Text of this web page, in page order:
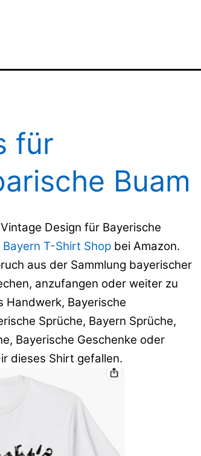
für
Buam
Design für Bayerische
Bayern T-Shirt Shop bei Amazon.
aus der Sammlung bayerischer
anzufangen oder weiter zu
Handwerk, Bayerische
Sprüche, Bayern Sprüche,
Bayerische Geschenke oder
dieses Shirt gefallen.